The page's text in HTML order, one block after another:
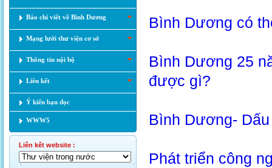
Báo chí viết về Bình Dương
Mạng lưới thư viện cơ sở
Thông tin nội bộ
Liên kết
Ý kiến bạn đọc
WWW5
Liên kết website :
Bình Dương có
Bình Dương 25
được gì?
Bình Dương-
Phát triển công